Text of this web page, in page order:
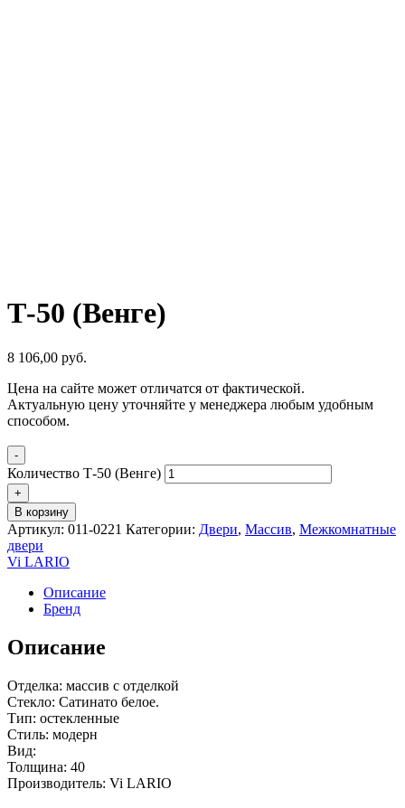
Т-50 (Венге)
8 106,00 руб.
Цена на сайте может отличатся от фактической.
Актуальную цену уточняйте у менеджера любым удобным
способом.
-
Количество Т-50 (Венге)
+
В корзину
Артикул: 011-0221 Категории: Двери, Массив, Межкомнатные
двери
Vi LARIO
Описание
Бренд
Описание
Отделка: массив с отделкой
Стекло: Сатинато белое.
Тип: остекленные
Стиль: модерн
Вид:
Толщина: 40
Производитель: Vi LARIO